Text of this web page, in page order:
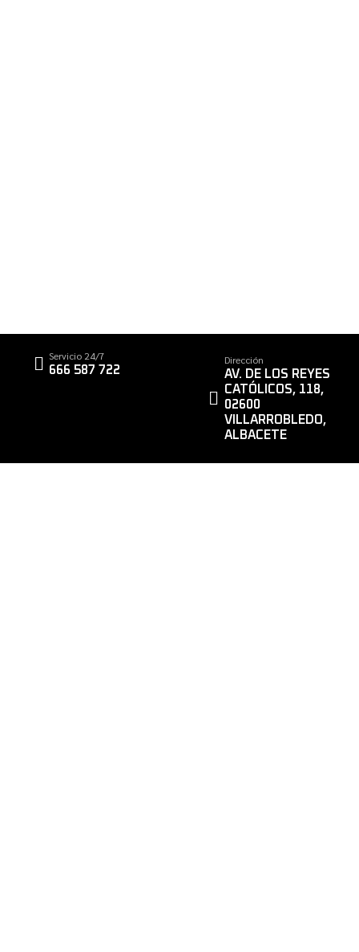
Servicio 24/7
666 587 722
Dirección
AV. DE LOS REYES
CATÓLICOS, 118,
02600
VILLARROBLEDO,
ALBACETE